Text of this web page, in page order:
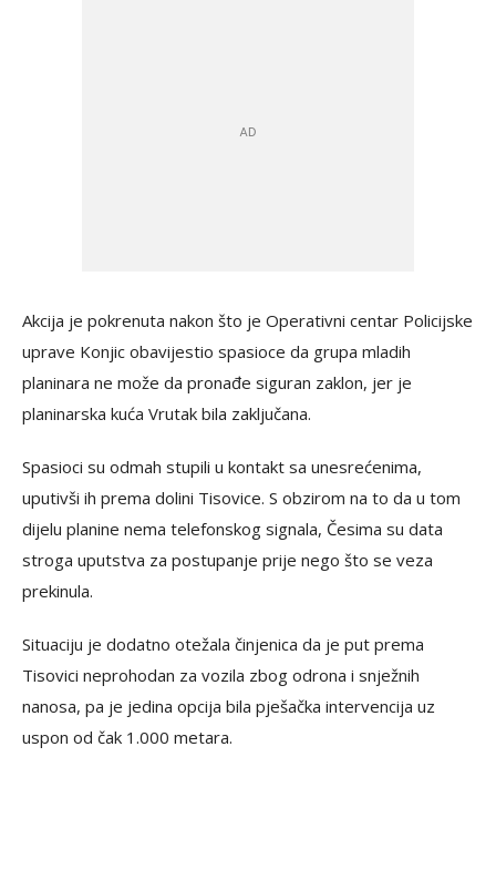
Akcija je pokrenuta nakon što je Operativni centar Policijske
uprave Konjic obavijestio spasioce da grupa mladih
planinara ne može da pronađe siguran zaklon, jer je
planinarska kuća Vrutak bila zaključana.
Spasioci su odmah stupili u kontakt sa unesrećenima,
uputivši ih prema dolini Tisovice. S obzirom na to da u tom
dijelu planine nema telefonskog signala, Česima su data
stroga uputstva za postupanje prije nego što se veza
prekinula.
Situaciju je dodatno otežala činjenica da je put prema
Tisovici neprohodan za vozila zbog odrona i snježnih
nanosa, pa je jedina opcija bila pješačka intervencija uz
uspon od čak 1.000 metara.